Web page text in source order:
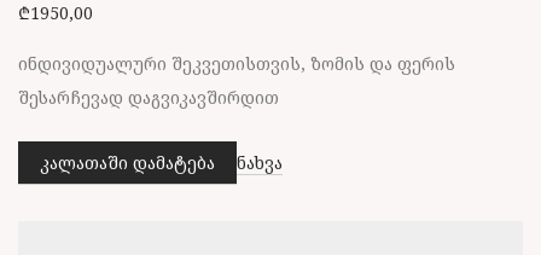
₾1950,00
ინდივიდუალური შეკვეთისთვის, ზომის და ფერის
შესარჩევად დაგვიკავშირდით
კალათაში დამატება ნახვა